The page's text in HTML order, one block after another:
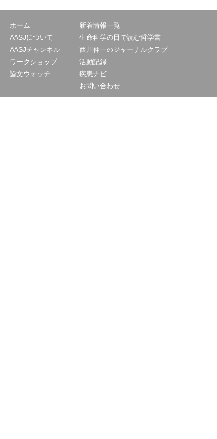
ホーム
AASJについて
AASJチャンネル
ワークショップ
論文ウォッチ
新着情報一覧
生命科学の目で読む哲学書
西川伸一のジャーナルクラブ
活動記録
疾患ナビ
お問い合わせ